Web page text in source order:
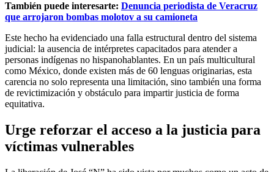
También puede interesarte: Denuncia periodista de Veracruz
que arrojaron bombas molotov a su camioneta
Este hecho ha evidenciado una falla estructural dentro del sistema
judicial: la ausencia de intérpretes capacitados para atender a
personas indígenas no hispanohablantes. En un país multicultural
como México, donde existen más de 60 lenguas originarias, esta
carencia no solo representa una limitación, sino también una forma
de revictimización y obstáculo para impartir justicia de forma
equitativa.
Urge reforzar el acceso a la justicia para
víctimas vulnerables